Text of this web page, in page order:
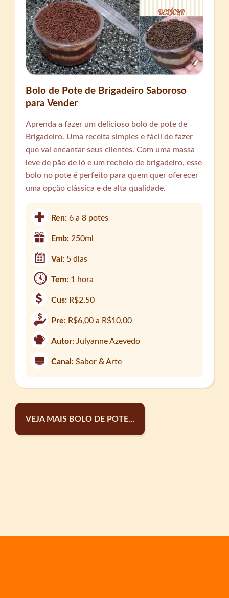
Bolo de Pote de Brigadeiro Saboroso
para Vender
Aprenda a fazer um delicioso bolo de pote de
Brigadeiro. Uma receita simples e fácil de fazer
que vai encantar seus clientes. Com uma massa
leve de pão de ló e um recheio de brigadeiro, esse
bolo no pote é perfeito para quem quer oferecer
uma opção clássica e de alta qualidade.
Ren:6 a 8 potes
Emb: 250ml
Val: 5 dias
Tem: 1 hora
Cus: R$2,50
Pre: R$6,00 a R$10,00
Autor: Julyanne Azevedo
Canal: Sabor & Arte
VEJA MAIS BOLO DE POTE...